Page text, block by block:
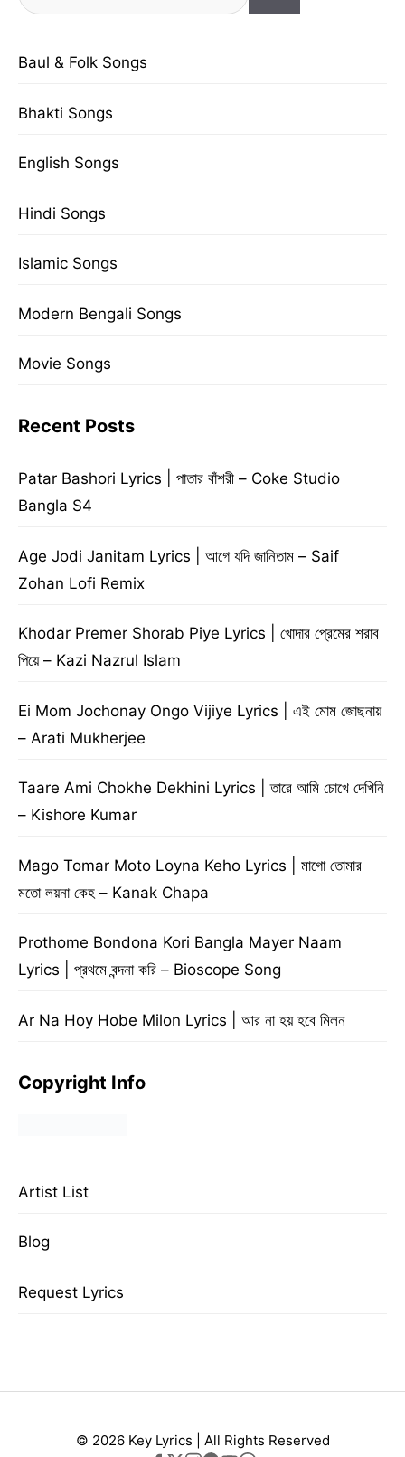
for:
Baul & Folk Songs
Bhakti Songs
English Songs
Hindi Songs
Islamic Songs
Modern Bengali Songs
Movie Songs
Recent Posts
Patar Bashori Lyrics | পাতার বাঁশরী – Coke Studio
Bangla S4
Age Jodi Janitam Lyrics | আগে যদি জানিতাম – Saif
Zohan Lofi Remix
Khodar Premer Shorab Piye Lyrics | খোদার প্রেমের শরাব
পিয়ে – Kazi Nazrul Islam
Ei Mom Jochonay Ongo Vijiye Lyrics | এই মোম জোছনায়
– Arati Mukherjee
Taare Ami Chokhe Dekhini Lyrics | তারে আমি চোখে দেখিনি
– Kishore Kumar
Mago Tomar Moto Loyna Keho Lyrics | মাগো তোমার
মতো লয়না কেহ – Kanak Chapa
Prothome Bondona Kori Bangla Mayer Naam
Lyrics | প্রথমে বন্দনা করি – Bioscope Song
Ar Na Hoy Hobe Milon Lyrics | আর না হয় হবে মিলন
Copyright Info
Artist List
Blog
Request Lyrics
© 2026 Key Lyrics | All Rights Reserved